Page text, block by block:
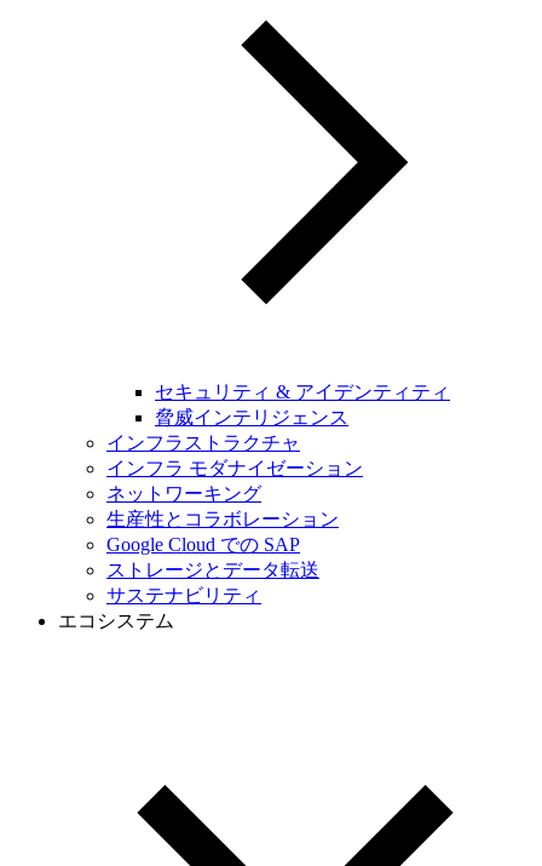
セキュリティ & アイデンティティ
脅威インテリジェンス
インフラストラクチャ
インフラ モダナイゼーション
ネットワーキング
生産性とコラボレーション
Google Cloud での SAP
ストレージとデータ転送
サステナビリティ
エコシステム